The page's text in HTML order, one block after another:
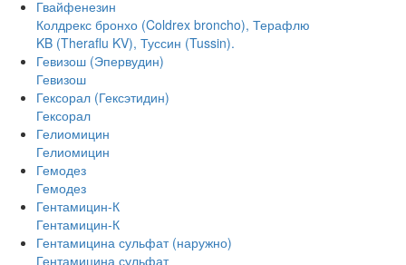
Гвайфенезин
Колдрекс бронхо (Coldrex broncho), Терафлю
KB (Theraflu KV), Туссин (Tussin).
Гевизош (Эпервудин)
Гевизош
Гексорал (Гексэтидин)
Гексорал
Гелиомицин
Гелиомицин
Гемодез
Гемодез
Гентамицин-К
Гентамицин-К
Гентамицина сульфат (наружно)
Гентамицина сульфат